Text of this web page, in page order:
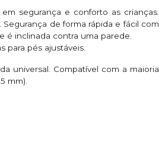
segurança e conforto as crianças.
de forma rápida e fácil com
é inclinada contra uma parede.
para pés ajustáveis.
universal. Compatível com a maioria
mm).